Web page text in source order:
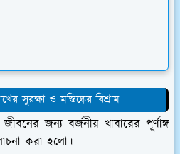
সুরক্ষা ও মস্তিষ্কের বিশ্রাম
জন্য বর্জনীয় খাবারের পূর্ণাঙ্গ
করা হলো।